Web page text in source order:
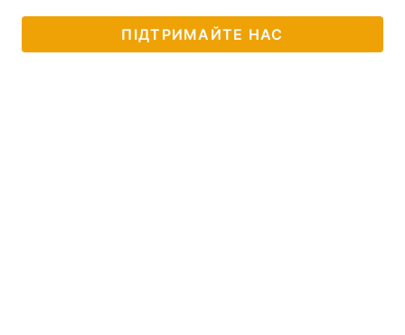
ПІДТРИМАЙТЕ НАС